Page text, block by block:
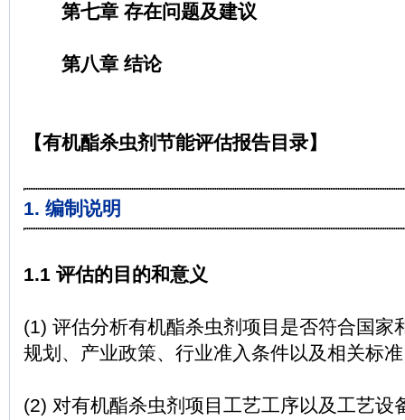
第七章 存在问题及建议
第八章 结论
【有机酯杀虫剂节能评估报告目录】
1. 编制说明
1.1 评估的目的和意义
(1) 评估分析有机酯杀虫剂项目是否符合国家
规划、产业政策、行业准入条件以及相关标
(2) 对有机酯杀虫剂项目工艺工序以及工艺设